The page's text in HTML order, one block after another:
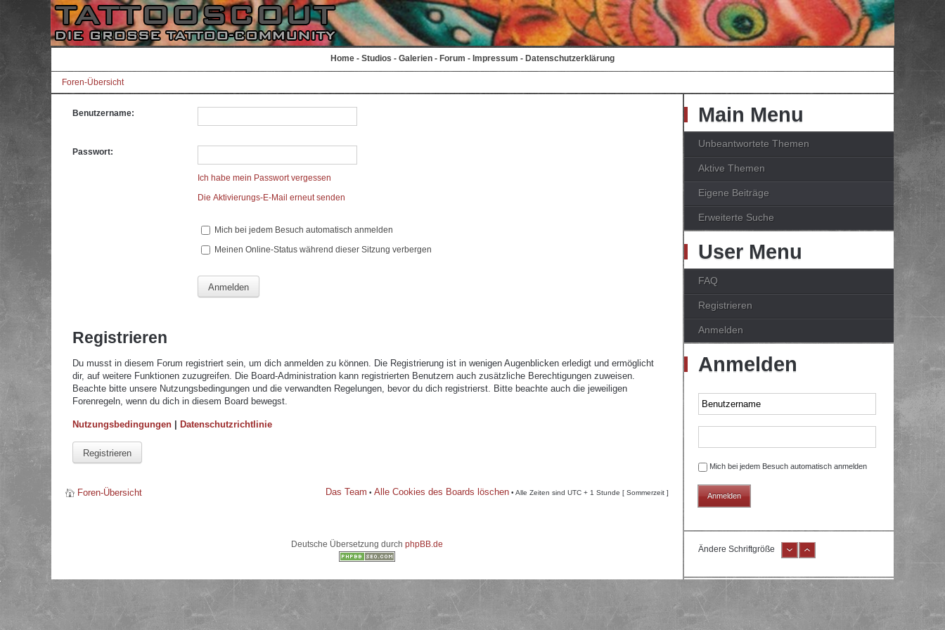
Home - Studios - Galerien - Forum - Impressum - Datenschutzerklärung
Foren-Übersicht
Benutzername:
Passwort:
Ich habe mein Passwort vergessen
Die Aktivierungs-E-Mail erneut senden
Mich bei jedem Besuch automatisch anmelden
Meinen Online-Status während dieser Sitzung verbergen
Registrieren
Du musst in diesem Forum registriert sein, um dich anmelden zu können. Die Registrierung ist in wenigen Augenblicken erledigt und ermöglicht
dir, auf weitere Funktionen zuzugreifen. Die Board-Administration kann registrierten Benutzern auch zusätzliche Berechtigungen zuweisen.
Beachte bitte unsere Nutzungsbedingungen und die verwandten Regelungen, bevor du dich registrierst. Bitte beachte auch die jeweiligen
Forenregeln, wenn du dich in diesem Board bewegst.
Nutzungsbedingungen | Datenschutzrichtlinie
Registrieren
Foren-Übersicht Das Team • Alle Cookies des Boards löschen • Alle Zeiten sind UTC + 1 Stunde [ Sommerzeit ]
Deutsche Übersetzung durch phpBB.de
Main Menu
Unbeantwortete Themen
Aktive Themen
Eigene Beiträge
Erweiterte Suche
User Menu
FAQ
Registrieren
Anmelden
Anmelden
Mich bei jedem Besuch automatisch anmelden
Ändere Schriftgröße